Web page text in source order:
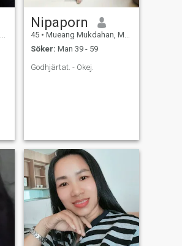
Nipaporn
45 • Mueang Mukdahan, Mukdahan, Thailand
Söker: Man 39 - 59
Godhjärtat. - Okej.